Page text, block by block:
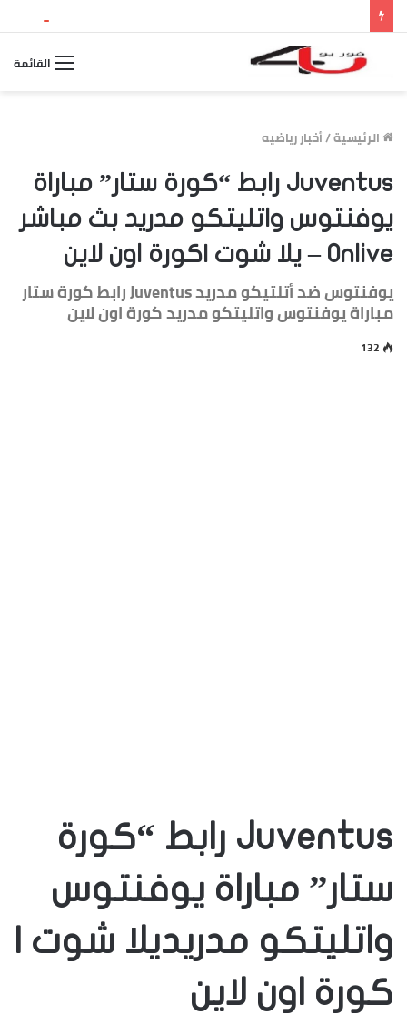
القائمة
الرئيسية/أخبار رياضيه
Juventus رابط “كورة ستار” مباراة
يوفنتوس واتليتكو مدريد بث مباشر
Onlive – يلا شوت |كورة اون لاين
يوفنتوس ضد أتلتيكو مدريد Juventus رابط كورة ستار
مباراة يوفنتوس واتليتكو مدريد كورة اون لاين
132
Juventus رابط “كورة
ستار” مباراة يوفنتوس
واتليتكو مدريديلا شوت |
كورة اون لاين